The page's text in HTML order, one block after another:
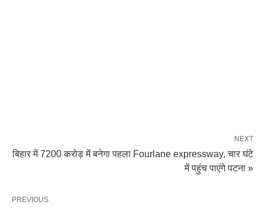
NEXT
बिहार में 7200 करोड़ में बनेगा पहला Fourlane expressway, चार घंटे
में पहुंच पाएंगे पटना »
PREVIOUS